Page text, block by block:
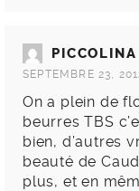
PICCOLINA
SEPTEMBRE 23,
On a plein de
beurres TBS
bien, d’autres
beauté de
plus, et en